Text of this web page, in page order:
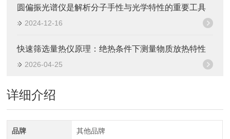
圆偏振光谱仪是解析分子手性与光学特性的重要工具
2024-12-16
快速筛选量热仪原理：绝热条件下测量物质放热特性
2026-04-25
详细介绍
品牌 其他品牌